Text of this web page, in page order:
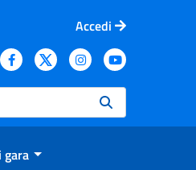
Accedi
gara